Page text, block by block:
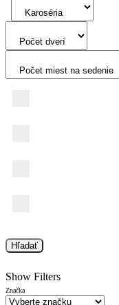
1157
Hľadať
Show Filters
Značka